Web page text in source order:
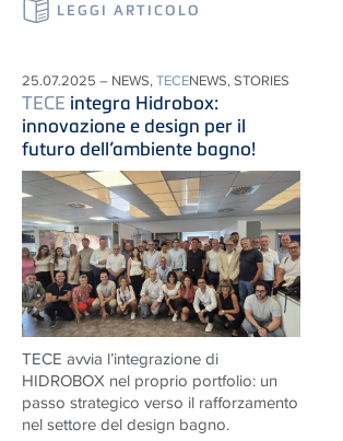
LEGGI ARTICOLO
25.07.2025 – NEWS,TECENEWS, STORIES
TECE integra Hidrobox:
innovazione e design per il
futuro dell’ambiente bagno!
TECE avvia l’integrazione di
HIDROBOX nel proprio portfolio: un
passo strategico verso il rafforzamento
nel settore del design bagno.